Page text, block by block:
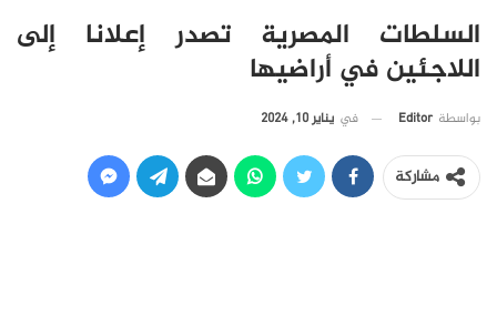
السلطات المصرية تصدر إعلانا إلى
اللاجئين في أراضيها
بواسطة Editor في يناير 10, 2024
مشاركة